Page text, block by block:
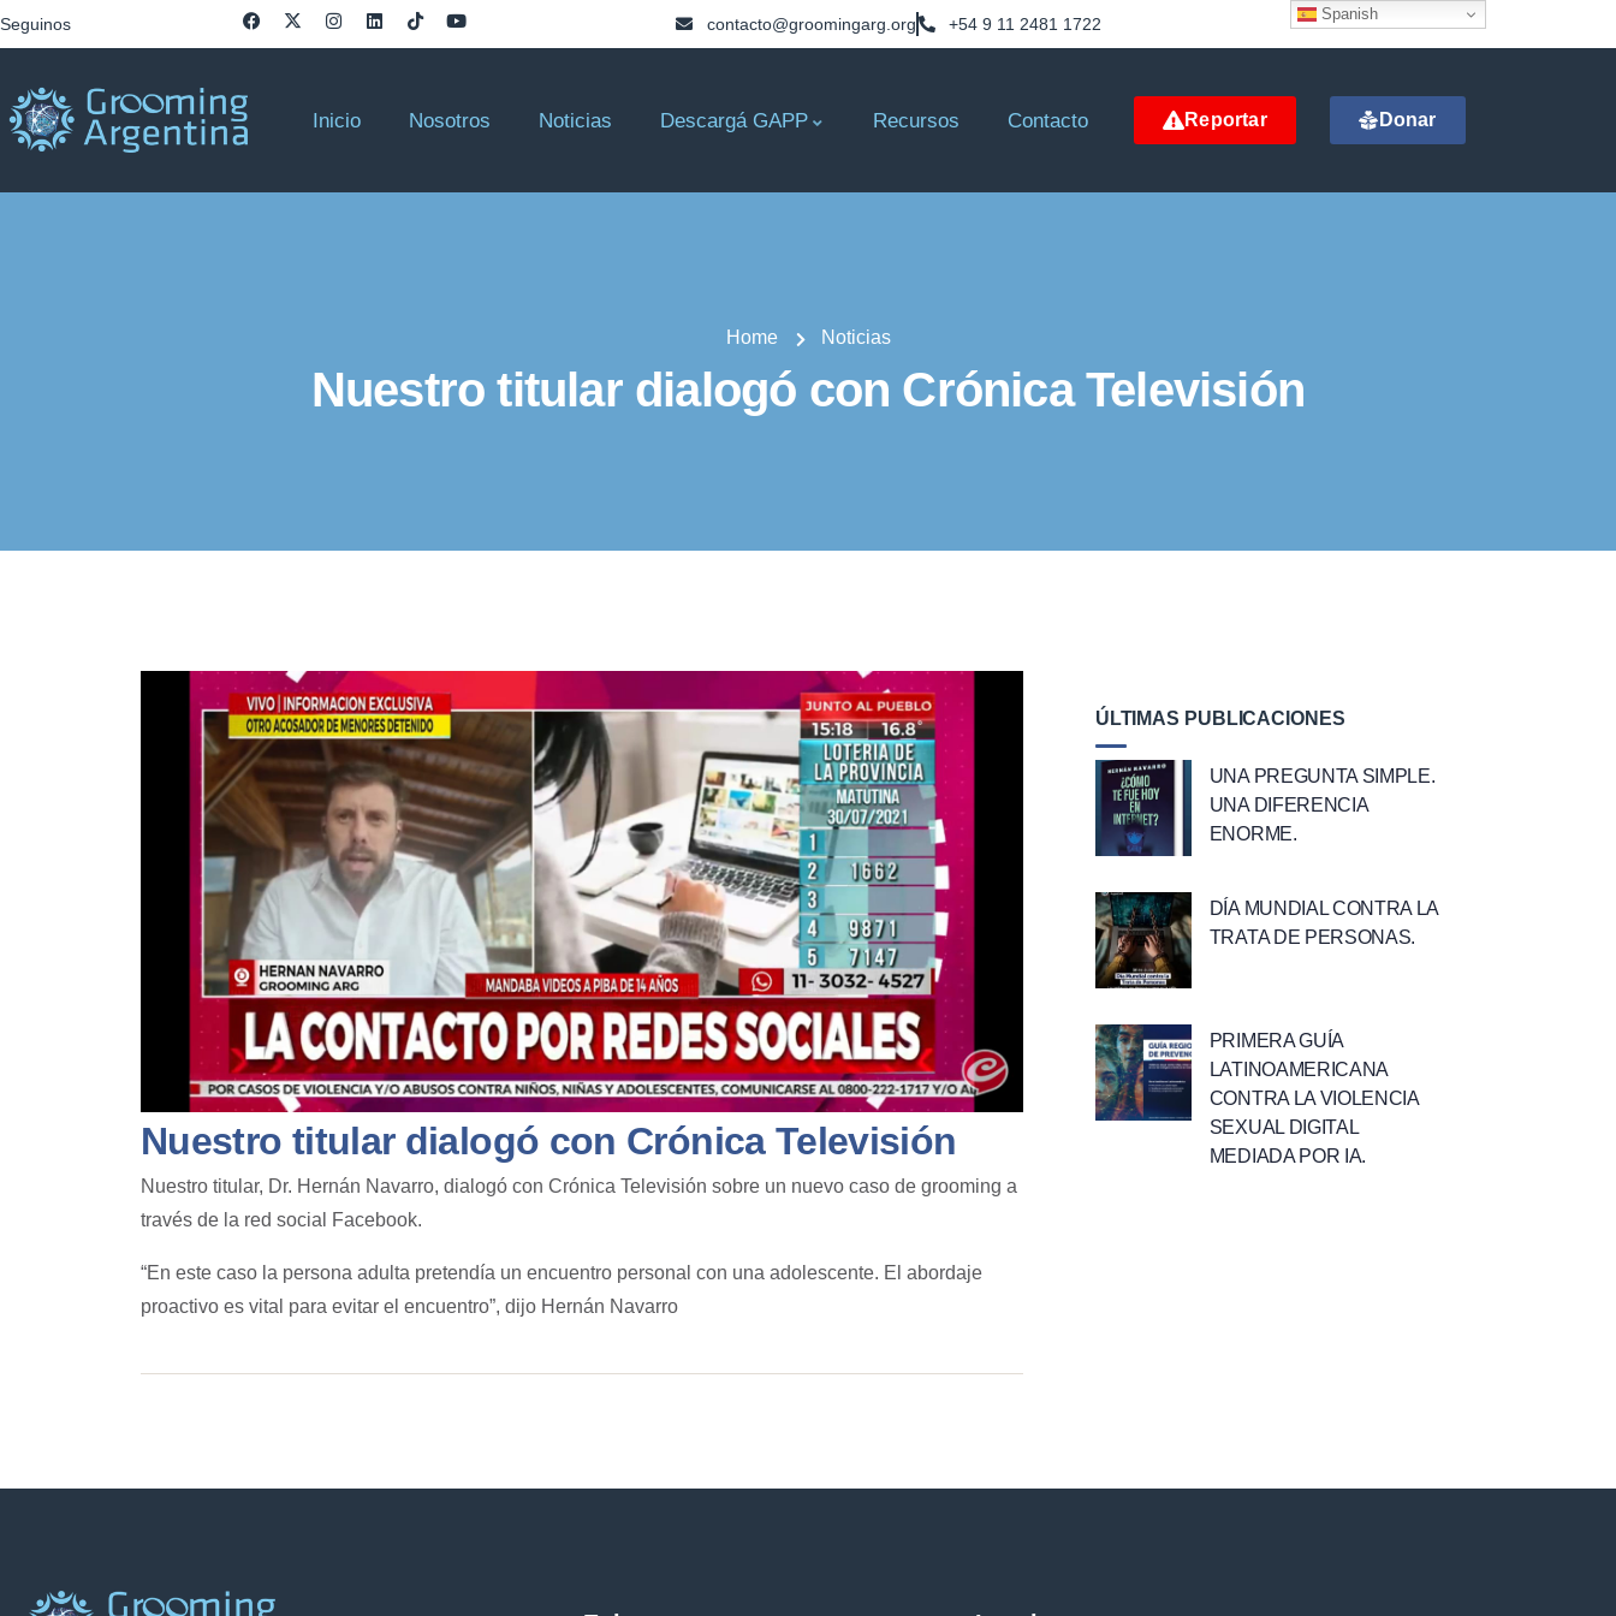
Seguinos contacto@groomingarg.org +54 9 11 2481 1722
Inicio Nosotros Noticias Descargá GAPP Recursos Contacto Reportar Donar
Home Noticias
Nuestro titular dialogó con Crónica Televisión
Nuestro titular dialogó con Crónica Televisión
Nuestro titular, Dr. Hernán Navarro, dialogó con Crónica Televisión sobre un nuevo caso de grooming a
través de la red social
Facebook.
“En este caso la persona adulta pretendía un encuentro personal con una adolescente. El abordaje
proactivo es vital para evitar el encuentro”, dijo Hernán Navarro
ÚLTIMAS PUBLICACIONES
UNA PREGUNTA SIMPLE.
UNA DIFERENCIA
ENORME.
DÍA MUNDIAL CONTRA LA
TRATA DE PERSONAS.
PRIMERA GUÍA
LATINOAMERICANA
CONTRA LA VIOLENCIA
SEXUAL DIGITAL
MEDIADA POR IA.
Spanish